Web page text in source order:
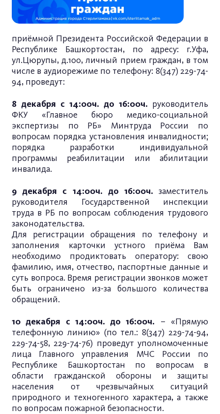
приёмной Президента Российской Федерации в
Республике Башкортостан, по адресу: г.Уфа,
ул.Цюрупы, д.100, личный прием граждан, в том
числе в аудиорежиме по телефону: 8(347) 229-74-
94, проведут:
8 декабря с 14:00ч. до 16:00ч. руководитель
ФКУ «Главное бюро медико-социальной
экспертизы по РБ» Минтруда России по
вопросам порядка установления инвалидности;
порядка разработки индивидуальной
программы реабилитации или абилитации
инвалида.
9 декабря с 14:00ч. до 16:00ч. заместитель
руководителя Государственной инспекции
труда в РБ по вопросам соблюдения трудового
законодательства.
Для регистрации обращения по телефону и
заполнения карточки устного приёма Вам
необходимо продиктовать оператору: свою
фамилию, имя, отчество, паспортные данные и
суть вопроса. Время регистрации звонков может
быть ограничено из-за большого количества
обращений.
10 декабря с 14:00ч. до 16:00ч. – «Прямую
телефонную линию» (по тел.: 8(347) 229-74-94,
229-74-58, 229-74-76) проведут уполномоченные
лица Главного управления МЧС России по
Республике Башкортостан по вопросам в
области гражданской обороны и защиты
населения от чрезвычайных ситуаций
природного и техногенного характера, а также
по вопросам пожарной безопасности.